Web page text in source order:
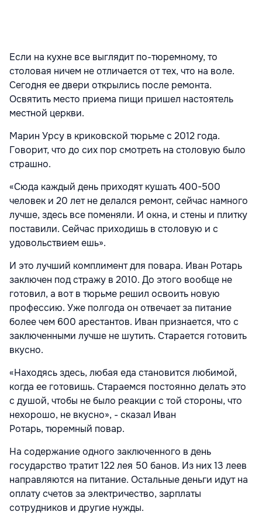
Если на кухне все выглядит по-тюремному, то
столовая ничем не отличается от тех, что на воле.
Сегодня ее двери открылись после ремонта.
Освятить место приема пищи пришел настоятель
местной церкви.
Марин Урсу в криковской тюрьме с 2012 года.
Говорит, что до сих пор смотреть на столовую было
страшно.
«Сюда каждый день приходят кушать 400-500
человек и 20 лет не делался ремонт, сейчас намного
лучше, здесь все поменяли. И окна, и стены и плитку
поставили. Сейчас приходишь в столовую и с
удовольствием ешь».
И это лучший комплимент для повара. Иван Ротарь
заключен под стражу в 2010. До этого вообще не
готовил, а вот в тюрьме решил освоить новую
профессию. Уже полгода он отвечает за питание
более чем 600 арестантов. Иван признается, что с
заключенными лучше не шутить. Старается готовить
вкусно.
«Находясь здесь, любая еда становится любимой,
когда ее готовишь. Стараемся постоянно делать это
с душой, чтобы не было реакции с той стороны, что
нехорошо, не вкусно», - сказал Иван
Ротарь, тюремный повар.
На содержание одного заключенного в день
государство тратит 122 лея 50 банов. Из них 13 леев
направляются на питание. Остальные деньги идут на
оплату счетов за электричество, зарплаты
сотрудников и другие нужды.